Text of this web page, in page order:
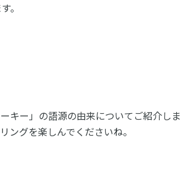
。
キー」の語源の由来についてご紹介しま
ングを楽しんでくださいね。